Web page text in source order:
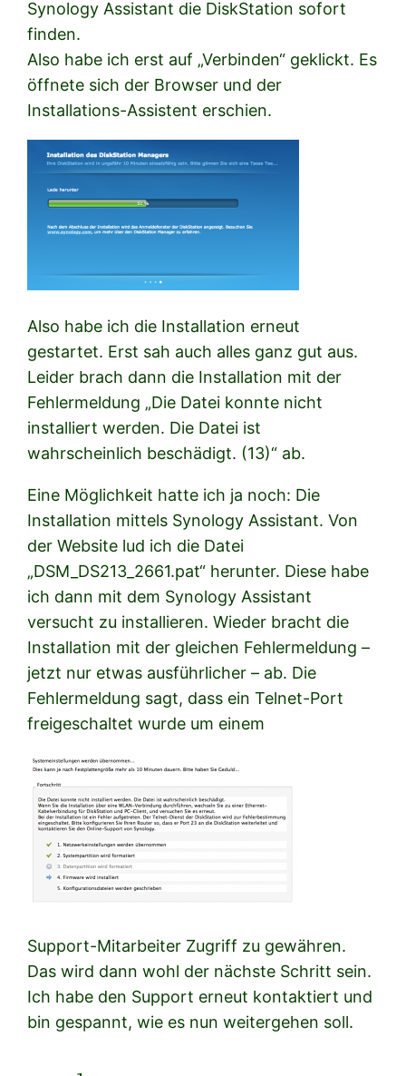
Synology Assistant die DiskStation sofort
finden.
Also habe ich erst auf „Verbinden“ geklickt. Es
öffnete sich der Browser und der
Installations-Assistent erschien.
Also habe ich die Installation erneut
gestartet. Erst sah auch alles ganz gut aus.
Leider brach dann die Installation mit der
Fehlermeldung „Die Datei konnte nicht
installiert werden. Die Datei ist
wahrscheinlich beschädigt. (13)“ ab.
Eine Möglichkeit hatte ich ja noch: Die
Installation mittels Synology Assistant. Von
der Website lud ich die Datei
„DSM_DS213_2661.pat“ herunter. Diese habe
ich dann mit dem Synology Assistant
versucht zu installieren. Wieder bracht die
Installation mit der gleichen Fehlermeldung –
jetzt nur etwas ausführlicher – ab. Die
Fehlermeldung sagt, dass ein Telnet-Port
freigeschaltet wurde um einem
Support-Mitarbeiter Zugriff zu gewähren.
Das wird dann wohl der nächste Schritt sein.
Ich habe den Support erneut kontaktiert und
bin gespannt, wie es nun weitergehen soll.